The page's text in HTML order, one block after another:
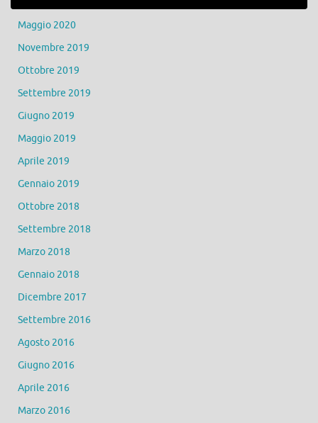
Maggio 2020
Novembre 2019
Ottobre 2019
Settembre 2019
Giugno 2019
Maggio 2019
Aprile 2019
Gennaio 2019
Ottobre 2018
Settembre 2018
Marzo 2018
Gennaio 2018
Dicembre 2017
Settembre 2016
Agosto 2016
Giugno 2016
Aprile 2016
Marzo 2016